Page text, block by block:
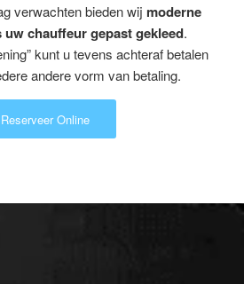
verwachten bieden wij moderne
chauffeur gepast gekleed.
kunt u tevens achteraf betalen
andere vorm van betaling.
Reserveer Online